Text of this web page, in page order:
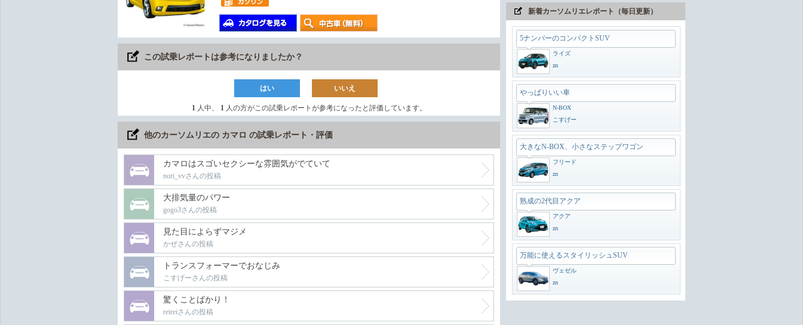
この試乗レポートは参考になりましたか？
はい いいえ
1 人中、 1 人の方がこの試乗レポートが参考になったと評価しています。
他のカーソムリエの カマロ の試乗レポート・評価
カマロはスゴいセクシーな雰囲気がでていて
nori_vvさんの投稿
大排気量のパワー
gogo3さんの投稿
見た目によらずマジメ
かぜさんの投稿
トランスフォーマーでおなじみ
こすげーさんの投稿
驚くことばかり！
reireiさんの投稿
新着カーソムリエレポート（毎日更新）
zn
5ナンバーのコンパクトSUV
ライズ
zn
やっぱりいい車
N-BOX
こすげー
大きなN-BOX、小さなステップワゴン
フリード
zn
熟成の2代目アクア
アクア
zn
万能に使えるスタイリッシュSUV
ヴェゼル
zn